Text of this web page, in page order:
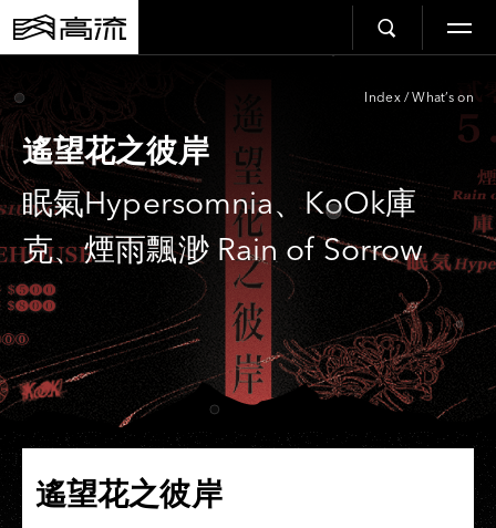
Index / What’s on
遙望花之彼岸
眠氣Hypersomnia、KoOk庫
克、煙雨飄渺 Rain of Sorrow
遙望花之彼岸